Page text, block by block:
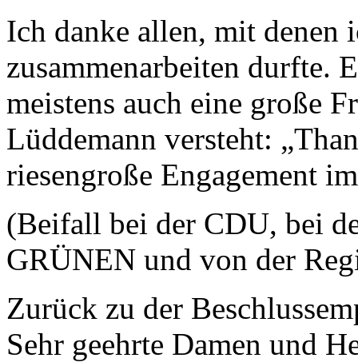
Ich danke allen, mit denen
zusammenarbeiten durfte.
meistens auch eine große
Lüddemann versteht:
riesengroße Engagement
(Beifall bei der CDU, bei
GRÜNEN und von der
Zurück zu der
Sehr geehrte Damen und